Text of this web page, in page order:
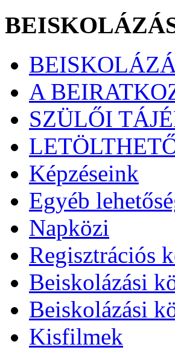
A
SZÜLŐI
Képzéseink
Egyéb
Napközi
Regisztrációs
Beiskolázási
Beiskolázási
Kisfilmek